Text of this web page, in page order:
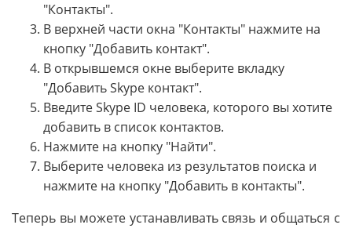
"Контакты".
В верхней части окна "Контакты" нажмите на
кнопку "Добавить контакт".
В открывшемся окне выберите вкладку
"Добавить Skype контакт".
Введите Skype ID человека, которого вы хотите
добавить в список контактов.
Нажмите на кнопку "Найти".
Выберите человека из результатов поиска и
нажмите на кнопку "Добавить в контакты".
Теперь вы можете устанавливать связь и общаться с